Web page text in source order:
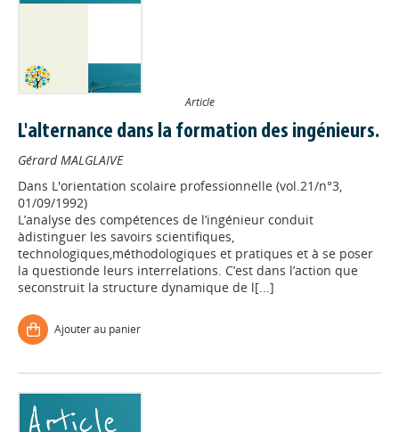
Article
L'alternance dans la formation des ingénieurs.
Gérard MALGLAIVE
Dans L'orientation scolaire professionnelle (vol.21/n°3,
01/09/1992)
L’analyse des compétences de l’ingénieur conduit
àdistinguer les savoirs scientifiques,
technologiques,méthodologiques et pratiques et à se poser
la questionde leurs interrelations. C’est dans l’action que
seconstruit la structure dynamique de l[...]
Ajouter au panier